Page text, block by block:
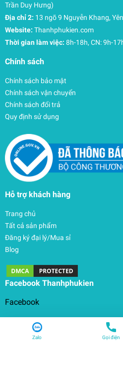
Trần Duy Hưng)
Địa chỉ 2: 13 ngõ 9 Nguyễn Khang,
Website: Thanhphukien.com
Thời gian làm việc: 8h-18h, CN: 9h-
Chính sách
Chính sách bảo mật
Chính sách vận chuyển
Chính sách đổi trả
Quy định sử dụng
Hỗ trợ khách hàng
Trang chủ
Tất cả sản phẩm
Đăng ký đại lý/Mua sỉ
Blog
Facebook Thanhphukien
Zalo Gọi điện